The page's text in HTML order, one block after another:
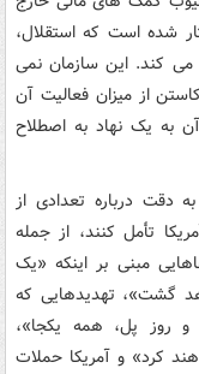
شده است که استقلال،
می کند. این سازمان نمی
از میزان فعالیت آن
به یک نهاد به اصطلاح
دقت درباره تعدادی از
تأمل کنند، از جمله
مبنی بر اینکه «یک
گشت»، تهدیدهایی که
و روز پل، همه یکجا»،
کرد» و آمریکا حملات